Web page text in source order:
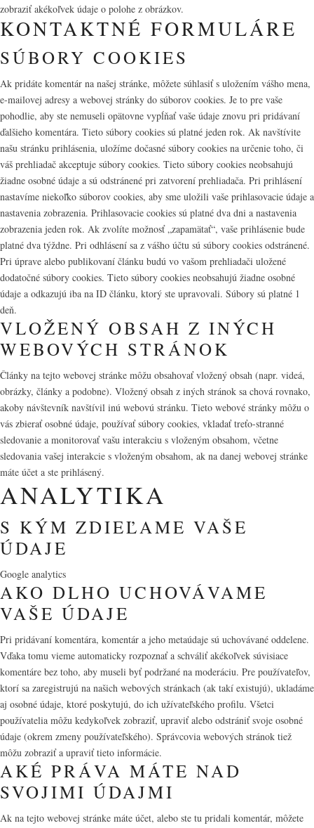
zobraziť akékoľvek údaje o polohe z obrázkov.
KONTAKTNÉ FORMULÁRE
SÚBORY COOKIES
Ak pridáte komentár na našej stránke, môžete súhlasiť s uložením vášho mena,
e-mailovej adresy a webovej stránky do súborov cookies. Je to pre vaše
pohodlie, aby ste nemuseli opätovne vypĺňať vaše údaje znovu pri pridávaní
ďalšieho komentára. Tieto súbory cookies sú platné jeden rok. Ak navštívite
našu stránku prihlásenia, uložíme dočasné súbory cookies na určenie toho, či
váš prehliadač akceptuje súbory cookies. Tieto súbory cookies neobsahujú
žiadne osobné údaje a sú odstránené pri zatvorení prehliadača. Pri prihlásení
nastavíme niekoľko súborov cookies, aby sme uložili vaše prihlasovacie údaje a
nastavenia zobrazenia. Prihlasovacie cookies sú platné dva dni a nastavenia
zobrazenia jeden rok. Ak zvolíte možnosť „zapamätať“, vaše prihlásenie bude
platné dva týždne. Pri odhlásení sa z vášho účtu sú súbory cookies odstránené.
Pri úprave alebo publikovaní článku budú vo vašom prehliadači uložené
dodatočné súbory cookies. Tieto súbory cookies neobsahujú žiadne osobné
údaje a odkazujú iba na ID článku, ktorý ste upravovali. Súbory sú platné 1
deň.
VLOŽENÝ OBSAH Z INÝCH
WEBOVÝCH STRÁNOK
Články na tejto webovej stránke môžu obsahovať vložený obsah (napr. videá,
obrázky, články a podobne). Vložený obsah z iných stránok sa chová rovnako,
akoby návštevník navštívil inú webovú stránku. Tieto webové stránky môžu o
vás zbierať osobné údaje, používať súbory cookies, vkladať treťo-stranné
sledovanie a monitorovať vašu interakciu s vloženým obsahom, včetne
sledovania vašej interakcie s vloženým obsahom, ak na danej webovej stránke
máte účet a ste prihlásený.
ANALYTIKA
S KÝM ZDIEĽAME VAŠE
ÚDAJE
Google analytics
AKO DLHO UCHOVÁVAME
VAŠE ÚDAJE
Pri pridávaní komentára, komentár a jeho metaúdaje sú uchovávané oddelene.
Vďaka tomu vieme automaticky rozpoznať a schváliť akékoľvek súvisiace
komentáre bez toho, aby museli byť podržané na moderáciu. Pre používateľov,
ktorí sa zaregistrujú na našich webových stránkach (ak takí existujú), ukladáme
aj osobné údaje, ktoré poskytujú, do ich užívateľského profilu. Všetci
používatelia môžu kedykoľvek zobraziť, upraviť alebo odstrániť svoje osobné
údaje (okrem zmeny používateľského). Správcovia webových stránok tiež
môžu zobraziť a upraviť tieto informácie.
AKÉ PRÁVA MÁTE NAD
SVOJIMI ÚDAJMI
Ak na tejto webovej stránke máte účet, alebo ste tu pridali komentár, môžete